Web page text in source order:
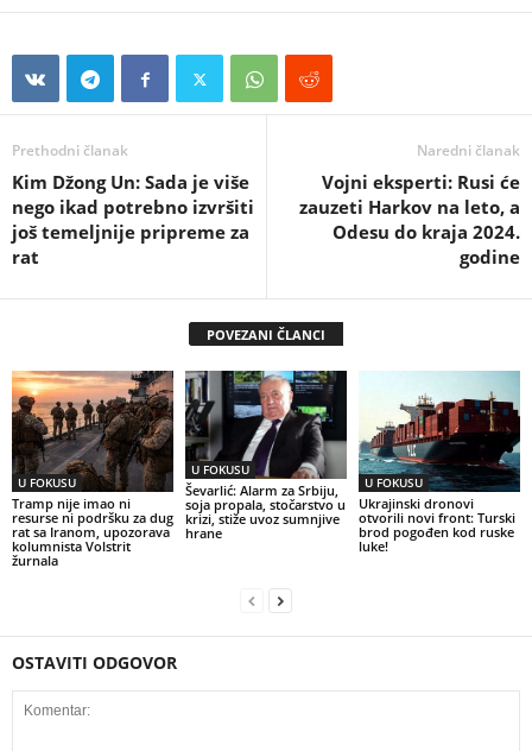
Prethodni članak
Kim Džong Un: Sada je više
nego ikad potrebno izvršiti
još temeljnije pripreme za
rat
Naredni članak
Vojni eksperti: Rusi će
zauzeti Harkov na leto, a
Odesu do kraja 2024.
godine
POVEZANI ČLANCI
U FOKUSU
Tramp nije imao ni
resurse ni podršku za dug
rat sa Iranom, upozorava
kolumnista Volstrit
žurnala
U FOKUSU
Ševarlić: Alarm za Srbiju,
soja propala, stočarstvo u
krizi, stiže uvoz sumnjive
hrane
U FOKUSU
Ukrajinski dronovi
otvorili novi front: Turski
brod pogođen kod ruske
luke!
OSTAVITI ODGOVOR